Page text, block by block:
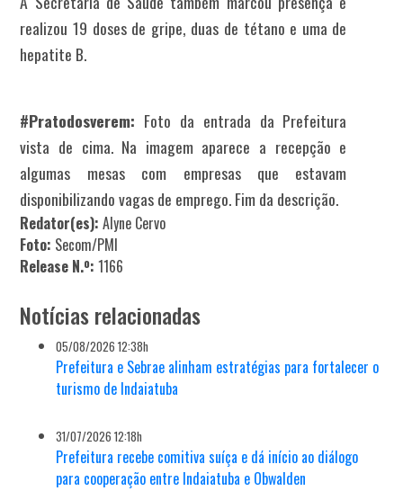
realizou 19 doses de gripe, duas de tétano e uma de
hepatite B.
#Pratodosverem: Foto da entrada da Prefeitura
vista de cima. Na imagem aparece a recepção e
algumas mesas com empresas que estavam
disponibilizando vagas de emprego. Fim da descrição.
Redator(es): Alyne Cervo
Foto: Secom/PMI
Release N.º: 1166
Notícias relacionadas
05/08/2026 12:38h
Prefeitura e Sebrae alinham estratégias para fortalecer o
turismo de Indaiatuba
31/07/2026 12:18h
Prefeitura recebe comitiva suíça e dá início ao diálogo
para cooperação entre Indaiatuba e Obwalden